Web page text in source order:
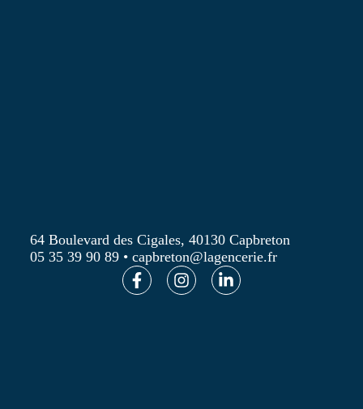
64 Boulevard des Cigales, 40130 Capbreton
05 35 39 90 89• capbreton@lagencerie.fr